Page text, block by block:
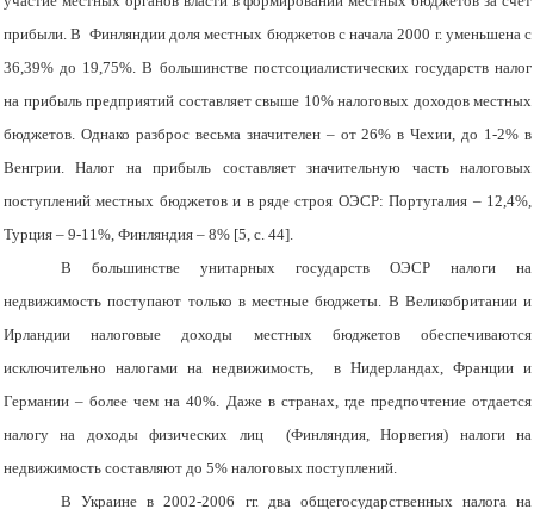
прибыли. В Финляндии доля местных бюджетов с начала 2000 г. уменьшена с
36,39% до 19,75%. В большинстве постсоциалистических государств налог
на прибыль предприятий составляет свыше 10% налоговых доходов местных
бюджетов. Однако разброс весьма значителен – от 26% в Чехии, до 1-2% в
Венгрии. Налог на прибыль составляет значительную часть налоговых
поступлений местных бюджетов и в ряде строя ОЭСР: Португалия – 12,4%,
Турция – 9-11%, Финляндия – 8% [5, с. 44].
В большинстве унитарных государств ОЭСР налоги на
недвижимость поступают только в местные бюджеты. В Великобритании и
Ирландии налоговые доходы местных бюджетов обеспечиваются
исключительно налогами на недвижимость, в Нидерландах, Франции и
Германии – более чем на 40%. Даже в странах, где предпочтение отдается
налогу на доходы физических лиц (Финляндия, Норвегия) налоги на
недвижимость составляют до 5% налоговых поступлений.
В Украине в 2002-2006 гг. два общегосударственных налога на